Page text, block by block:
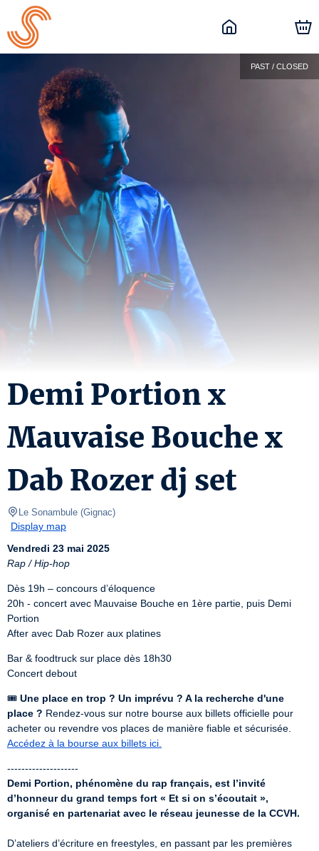
PAST / CLOSED
Demi Portion x
Mauvaise Bouche x
Dab Rozer dj set
Le Sonambule (Gignac)
Display map
Vendredi 23 mai 2025
Rap / Hip-hop
Dès 19h – concours d’éloquence
20h - concert avec Mauvaise Bouche en 1ère partie, puis Demi
Portion
After avec Dab Rozer aux platines
Bar & foodtruck sur place dès 18h30
Concert debout
🎟 Une place en trop ? Un imprévu ? A la recherche d'une
place ? Rendez-vous sur notre bourse aux billets officielle pour
Accédez à la bourse aux billets ici.
Demi Portion, phénomène du rap français, est l’invité
d’honneur du grand temps fort « Et si on s’écoutait »,
organisé en partenariat avec le réseau jeunesse de la CCVH.
D’ateliers d’écriture en freestyles, en passant par les premières